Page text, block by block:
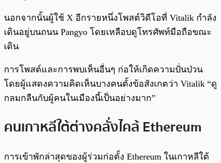
นอกจากนั้นผู้ใช้ X อีกรายหนึ่งโพสต์วิดีโอที่ Vitalik กำลัง
เดินอยู่บนถนน Pangyo โดยเหลือบดูโทรศัพท์มือถือขณะ
เดิน
การโพสต์และการพบเห็นอื่นๆ ก่อให้เกิดความปั่นป่วน
โดยผู้แสดงความคิดเห็นบางคนตั้งข้อสังเกตว่า Vitalik “ดู
กลมกลืนกับผู้คนในเมืองนี้เป็นอย่างมาก”
คนเกาหลีใต้ต่างคลั่งไคล้ Ethereum
การเข้าพักล่าสุดของผู้ร่วมก่อตั้ง Ethereum ในเกาหลีใต้